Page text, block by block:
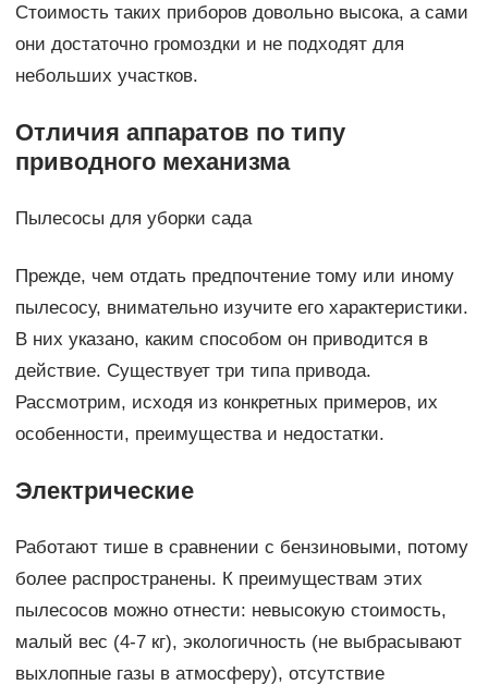
Стоимость таких приборов довольно высока, а сами
они достаточно громоздки и не подходят для
небольших участков.
Отличия аппаратов по типу
приводного механизма
Пылесосы для уборки сада
Прежде, чем отдать предпочтение тому или иному
пылесосу, внимательно изучите его характеристики.
В них указано, каким способом он приводится в
действие. Существует три типа привода.
Рассмотрим, исходя из конкретных примеров, их
особенности, преимущества и недостатки.
Электрические
Работают тише в сравнении с бензиновыми, потому
более распространены. К преимуществам этих
пылесосов можно отнести: невысокую стоимость,
малый вес (4-7 кг), экологичность (не выбрасывают
выхлопные газы в атмосферу), отсутствие